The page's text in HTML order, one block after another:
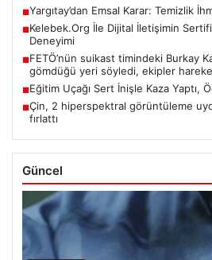
■Yargıtay’dan Emsal Karar: Temizlik
■Kelebek.Org İle Dijital İletişimin
Deneyimi
■FETÖ’nün suikast timindeki Burkay
gömdüğü yeri söyledi, ekipler
■Eğitim Uçağı Sert İnişle Kaza Yaptı,
■Çin, 2 hiperspektral görüntüleme
fırlattı
Güncel